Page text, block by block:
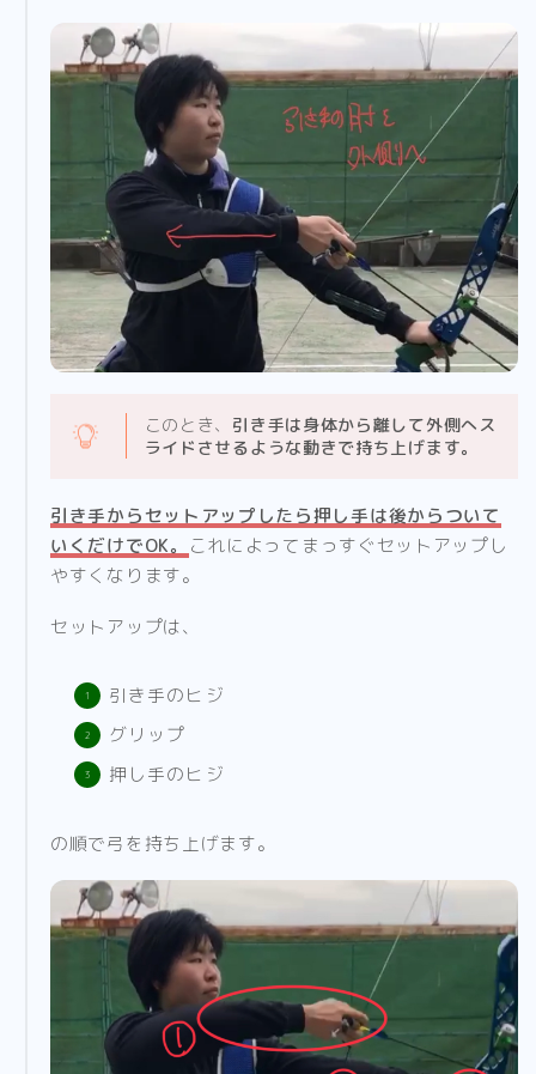
このとき、 引き手は身体から離して外側へス
ライドさせるような動きで持ち上げます。
引き手からセットアップしたら押し手は後からついて
いくだけでOK。
これによってまっすぐセットアップし
やすくなります。
セットアップは、
引き手のヒジ
グリップ
押し手のヒジ
の順で弓を持ち上げます。